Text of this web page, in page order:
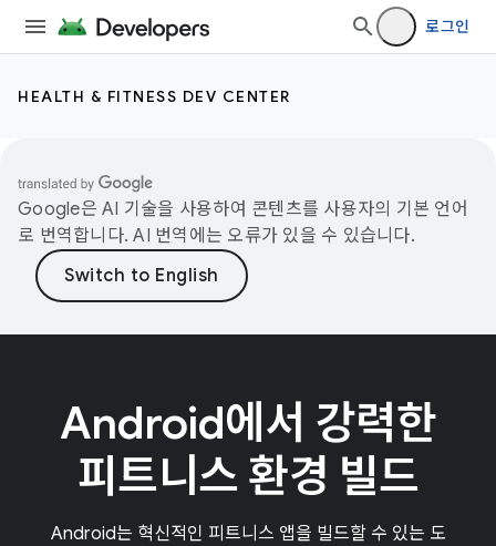
로그인
HEALTH & FITNESS DEV CENTER
Google은 AI 기술을 사용하여 콘텐츠를 사용자의 기본 언어
로 번역합니다. AI 번역에는 오류가 있을 수 있습니다.
Android에서 강력한
피트니스 환경 빌드
Android는 혁신적인 피트니스 앱을 빌드할 수 있는 도